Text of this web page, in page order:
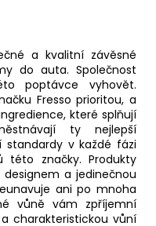
a kvalitní závěsné
do auta. Společnost
poptávce vyhovět.
Fresso prioritou, a
které splňují
ty nejlepší
standardy v každé fázi
této značky. Produkty
a jedinečnou
ani po mnoha
vůně vám zpříjemní
charakteristickou vůní